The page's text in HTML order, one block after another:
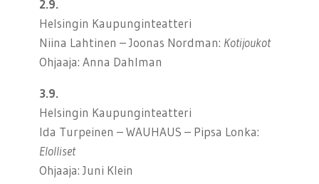
2.9.
Helsingin Kaupunginteatteri
Niina Lahtinen – Joonas Nordman: Kotijoukot
Ohjaaja: Anna Dahlman
3.9.
Helsingin Kaupunginteatteri
Ida Turpeinen – WAUHAUS – Pipsa Lonka:
Elolliset
Ohjaaja: Juni Klein